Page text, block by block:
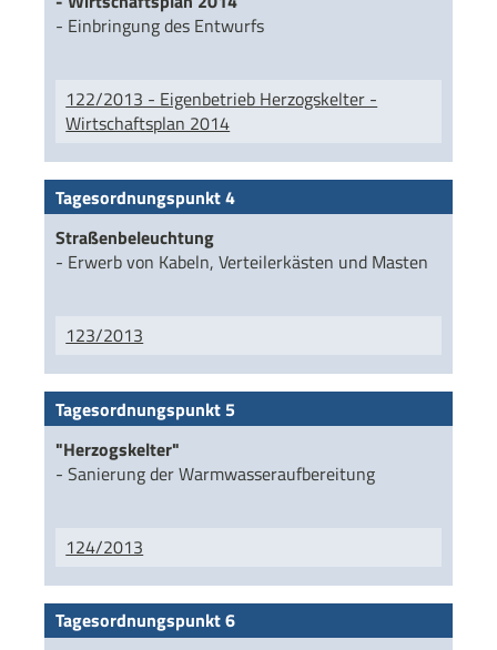
- Einbringung des Entwurfs
122/2013 - Eigenbetrieb Herzogskelter -
Wirtschaftsplan 2014
Tagesordnungspunkt 4
Straßenbeleuchtung
- Erwerb von Kabeln, Verteilerkästen und Masten
123/2013
Tagesordnungspunkt 5
"Herzogskelter"
- Sanierung der Warmwasseraufbereitung
124/2013
Tagesordnungspunkt 6